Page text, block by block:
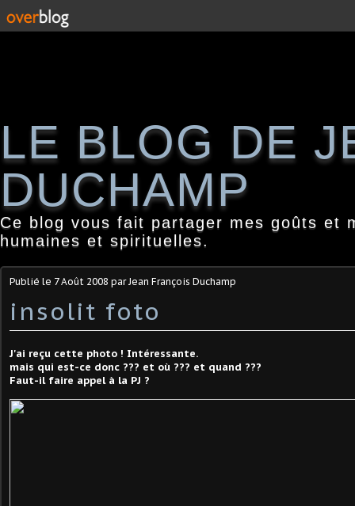
LE BLOG DE
DUCHAMP
Ce blog vous fait partager mes goûts et
humaines et spirituelles.
Publié le 7 Août 2008 par Jean François Duchamp
insolit foto
J'ai reçu cette photo ! Intéressante.
mais qui est-ce donc ??? et où ??? et quand ???
Faut-il faire appel à la PJ ?